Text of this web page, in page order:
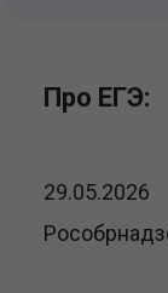
Про ЕГЭ:
29.05.2026